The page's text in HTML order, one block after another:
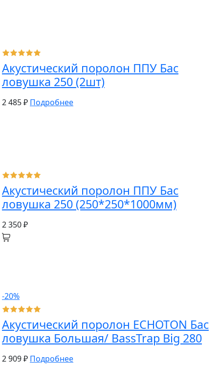
Акустический поролон ППУ Бас
ловушка 250 (2шт)
2 485 ₽ Подробнее
Акустический поролон ППУ Бас
ловушка 250 (250*250*1000мм)
2 350 ₽
-20%
Акустический поролон ECHOTON Бас
ловушка Большая/ BassTrap Big 280
2 909 ₽ Подробнее